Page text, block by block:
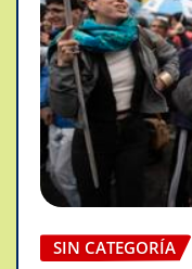
SIN CATEGORÍA